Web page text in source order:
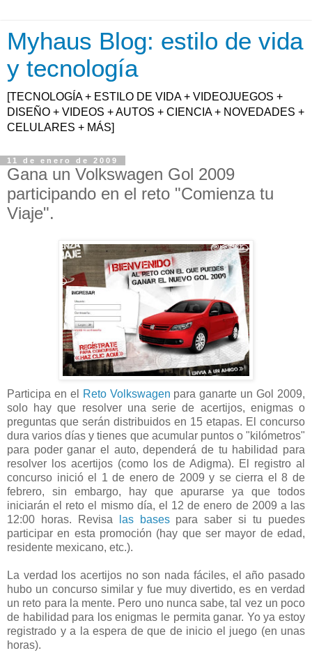
Myhaus Blog: estilo de vida
y tecnología
[TECNOLOGÍA + ESTILO DE VIDA + VIDEOJUEGOS +
DISEÑO + VIDEOS + AUTOS + CIENCIA + NOVEDADES +
CELULARES + MÁS]
11 de enero de 2009
Gana un Volkswagen Gol 2009
participando en el reto "Comienza tu
Viaje".
Participa en el Reto Volkswagen para ganarte un Gol 2009,
solo hay que resolver una serie de acertijos, enigmas o
preguntas que serán distribuidos en 15 etapas. El concurso
dura varios días y tienes que acumular puntos o "kilómetros"
para poder ganar el auto, dependerá de tu habilidad para
resolver los acertijos (como los de Adigma). El registro al
concurso inició el 1 de enero de 2009 y se cierra el 8 de
febrero, sin embargo, hay que apurarse ya que todos
iniciarán el reto el mismo día, el 12 de enero de 2009 a las
12:00 horas. Revisa
las basespara saber si tu puedes
participar en esta promoción (hay que ser mayor de edad,
residente mexicano, etc.).
La verdad los acertijos no son nada fáciles, el año pasado
hubo un concurso similar y fue muy divertido, es en verdad
un reto para la mente. Pero uno nunca sabe, tal vez un poco
de habilidad para los enigmas le permita ganar. Yo ya estoy
registrado y a la espera de que de inicio el juego (en unas
horas).